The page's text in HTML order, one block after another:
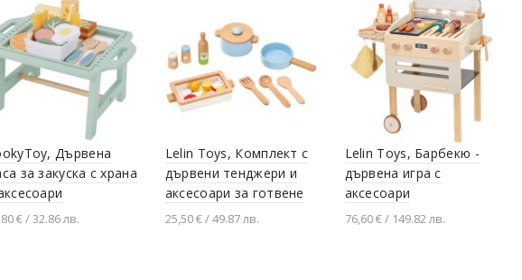
Дървена
за закуска с храна
€ / 32.86 лв.
Lelin Toys, Комплект с
дървени тенджери и
аксесоари за готвене
25,50 € / 49.87 лв.
Lelin Toys, Барбекю -
дървена игра с
аксесоари
76,60 € / 149.82 лв.